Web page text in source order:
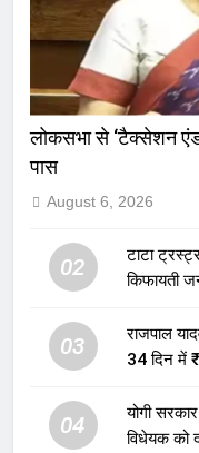
लोकसभा से ‘टैक्सेशन
पास
August 6, 2026
02
टाटा
किफायती
03
राजपाल
34 दिन में
04
योगी
विधेयक को